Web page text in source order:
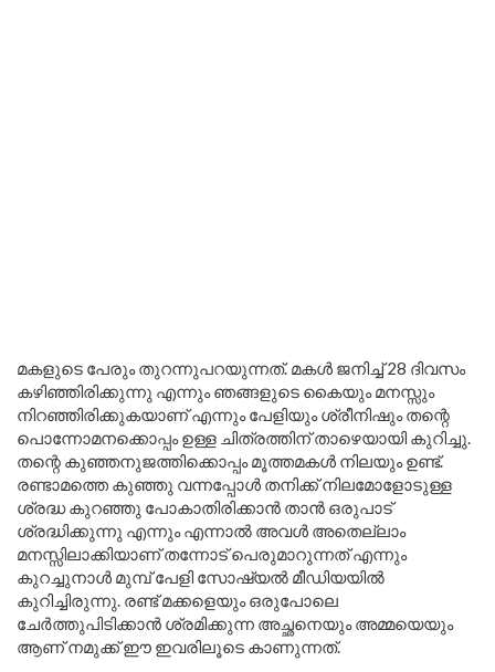
മകളുടെ പേരും തുറന്നുപറയുന്നത്. മകൾ ജനിച്ച് 28 ദിവസം
കഴിഞ്ഞിരിക്കുന്നു എന്നും ഞങ്ങളുടെ കൈയും മനസ്സും
നിറഞ്ഞിരിക്കുകയാണ് എന്നും പേളിയും ശ്രീനിഷും തന്റെ
പൊന്നോമനക്കൊപ്പം ഉള്ള ചിത്രത്തിന് താഴെയായി കുറിച്ചു.
തന്റെ കുഞ്ഞനുജത്തിക്കൊപ്പം മൂത്തമകൾ നിലയും ഉണ്ട്.
രണ്ടാമത്തെ കുഞ്ഞു വന്നപ്പോൾ തനിക്ക് നിലമോളോടുള്ള
ശ്രദ്ധ കുറഞ്ഞു പോകാതിരിക്കാൻ താൻ ഒരുപാട്
ശ്രദ്ധിക്കുന്നു എന്നും എന്നാൽ അവൾ അതെല്ലാം
മനസ്സിലാക്കിയാണ് തന്നോട് പെരുമാറുന്നത് എന്നും
കുറച്ചുനാൾ മുമ്പ് പേളി സോഷ്യൽ മീഡിയയിൽ
കുറിച്ചിരുന്നു. രണ്ട് മക്കളെയും ഒരുപോലെ
ചേർത്തുപിടിക്കാൻ ശ്രമിക്കുന്ന അച്ഛനെയും അമ്മയെയും
ആണ് നമുക്ക് ഈ ഇവരിലൂടെ കാണുന്നത്.